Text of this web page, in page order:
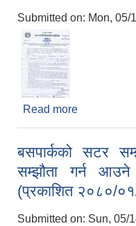
Submitted on: Mon, 05/
Read more
बसपार्कको सटर
सम्झौता गर्न
(प्रकाशित २०८०/
Submitted on: Sun, 05/